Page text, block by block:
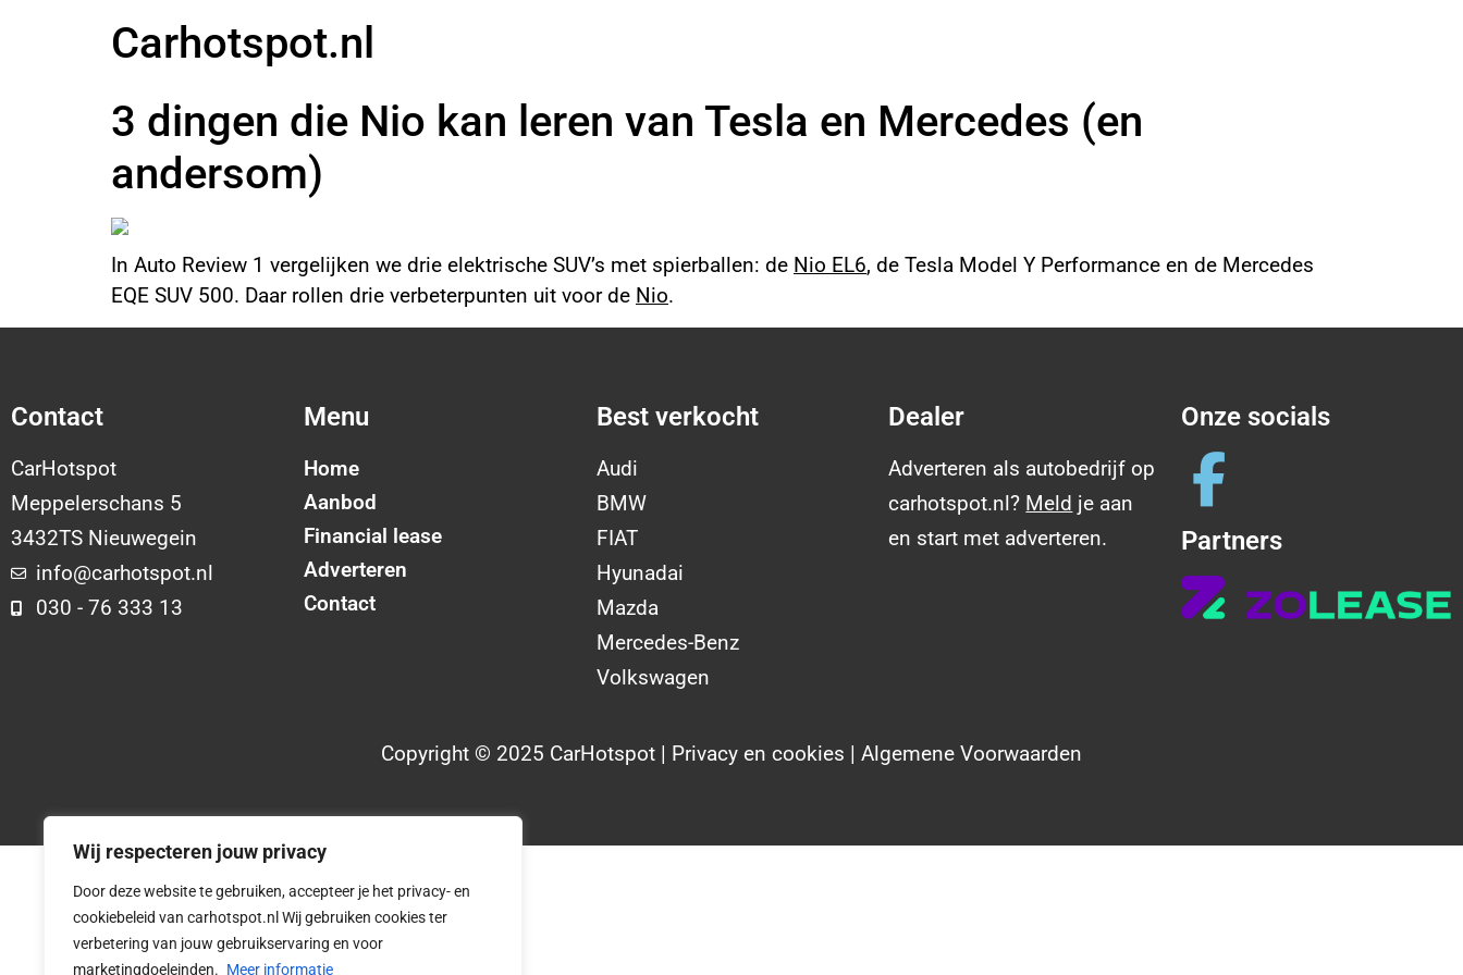
Wij respecteren jouw privacy
Door deze website te gebruiken, accepteer je het privacy- en
cookiebeleid van carhotspot.nl Wij gebruiken cookies ter
verbetering van jouw gebruikservaring en voor
marketingdoeleinden. Meer informatie
Carhotspot.nl
3 dingen die Nio kan leren van Tesla en Mercedes (en
andersom)
In Auto Review 1 vergelijken we drie elektrische SUV’s met spierballen: de Nio EL6, de Tesla Model Y Performance en de Mercedes
EQE SUV 500. Daar rollen drie verbeterpunten uit voor de Nio.
Contact
CarHotspot
Meppelerschans 5
3432TS Nieuwegein
info@carhotspot.nl
030 - 76 333 13
Menu
Home
Aanbod
Financial lease
Adverteren
Contact
Best verkocht
Audi
BMW
FIAT
Hyunadai
Mazda
Mercedes-Benz
Volkswagen
Dealer
Adverteren als autobedrijf op
carhotspot.nl? Meld je aan
en start met adverteren.
Onze socials
Partners
Copyright © 2025 CarHotspot | Privacy en cookies | Algemene Voorwaarden